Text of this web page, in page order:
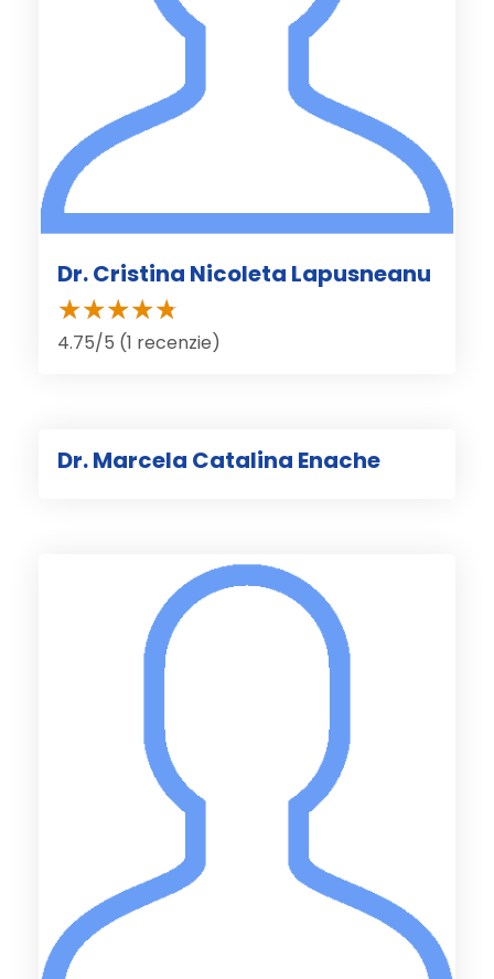
Dr. Cristina Nicoleta Lapusneanu
4.75/5 (1 recenzie)
Dr. Marcela Catalina Enache